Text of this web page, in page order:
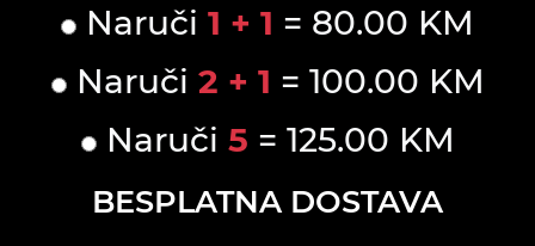
Naruči 1 + 1 = 80.00 KM
Naruči 2 + 1 = 100.00 KM
Naruči 5 = 125.00 KM
BESPLATNA DOSTAVA